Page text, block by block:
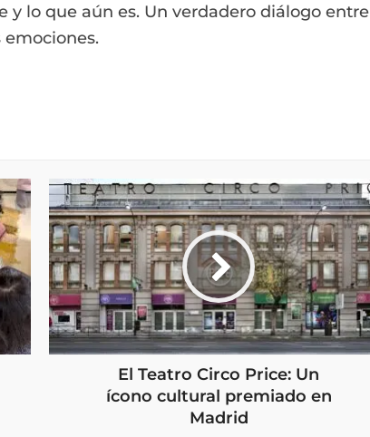
y lo que aún es. Un verdadero diálogo entre
El Teatro Circo Price: Un
ícono cultural premiado en
Madrid